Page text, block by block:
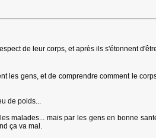
de leur corps, et après ils s'étonnent
les gens, et de comprendre comment le
de poids...
malades... mais par les gens en bonne
ça va mal.